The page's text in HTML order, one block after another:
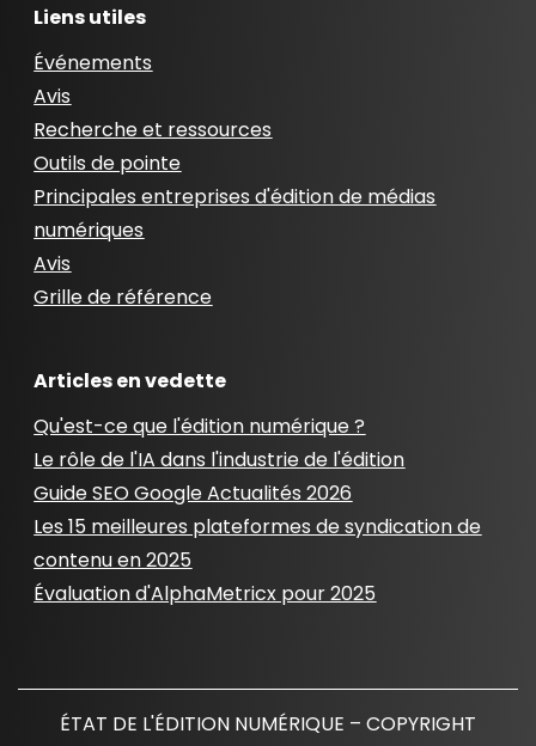
Liens utiles
Événements
Avis
Recherche et ressources
Outils de pointe
Principales entreprises d'édition de médias
numériques
Avis
Grille de référence
Articles en vedette
Qu'est-ce que l'édition numérique ?
Le rôle de l'IA dans l'industrie de l'édition
Guide SEO Google Actualités 2026
Les 15 meilleures plateformes de syndication de
contenu en 2025
Évaluation d'AlphaMetricx pour 2025
ÉTAT DE L'ÉDITION NUMÉRIQUE – COPYRIGHT